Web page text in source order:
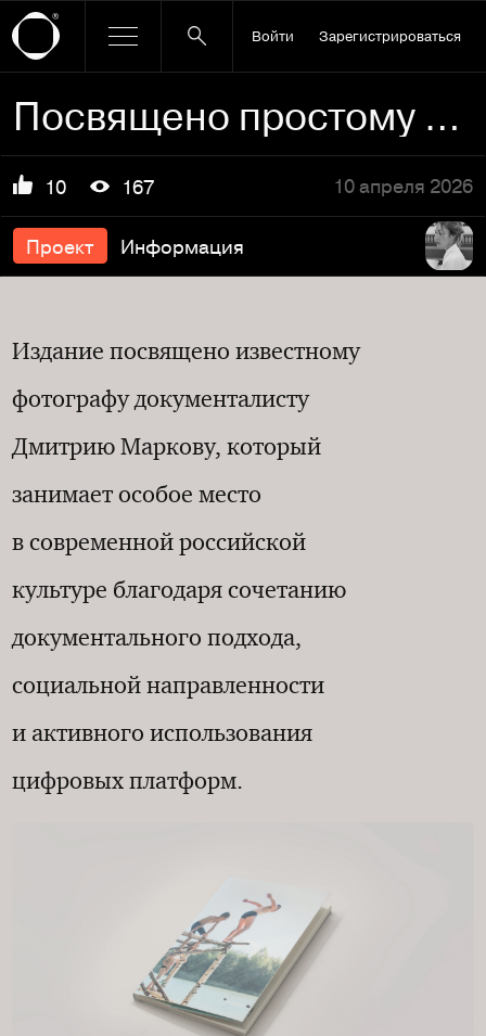
Войти Зарегистрироваться
Посвящено простому человеку
10 167 10 апреля 2026
Проект Информация
Издание посвящено известному
фотографу документалисту
Дмитрию Маркову, который
занимает особое место
в современной российской
культуре благодаря сочетанию
документального подхода,
социальной направленности
и активного использования
цифровых платформ.